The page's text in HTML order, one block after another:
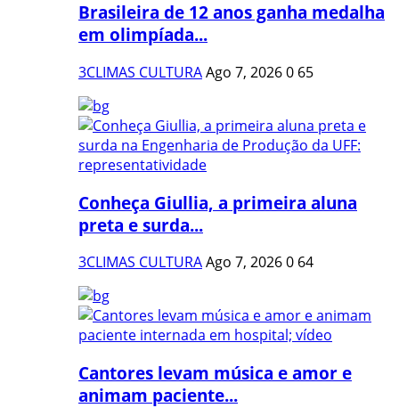
Brasileira de 12 anos ganha medalha
em olimpíada...
3CLIMAS CULTURAAgo 7, 20260 65
Conheça Giullia, a primeira aluna
preta e surda...
3CLIMAS CULTURAAgo 7, 20260 64
Cantores levam música e amor e
animam paciente...